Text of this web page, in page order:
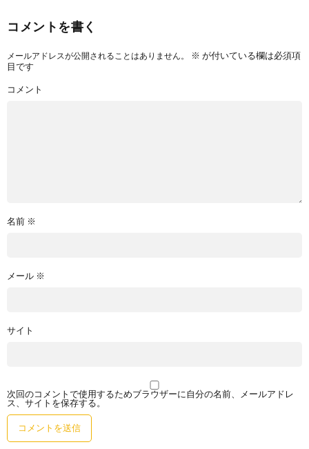
コメントを書く
メールアドレスが公開されることはありません。 ※ が付いている欄は必須項
目です
コメント
名前 ※
メール ※
サイト
次回のコメントで使用するためブラウザーに自分の名前、メールアドレ
ス、サイトを保存する。